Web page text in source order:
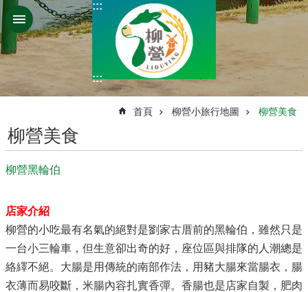
跳到主要內容區塊
:::
:::
首頁 柳營小旅行地圖 柳營美食
柳營美食
柳營黑輪伯
店家介紹
柳營的小吃最有名氣的絕對是劉家古厝前的黑輪伯，雖然只是
一台小三輪車，但生意卻出奇的好，座位區與排隊的人潮總是
絡繹不絕。大腸是用傳統的南部作法，用豬大腸來當腸衣，腸
衣薄而易咬斷，米腸內容扎實香彈。香腸也是店家自製，肥肉